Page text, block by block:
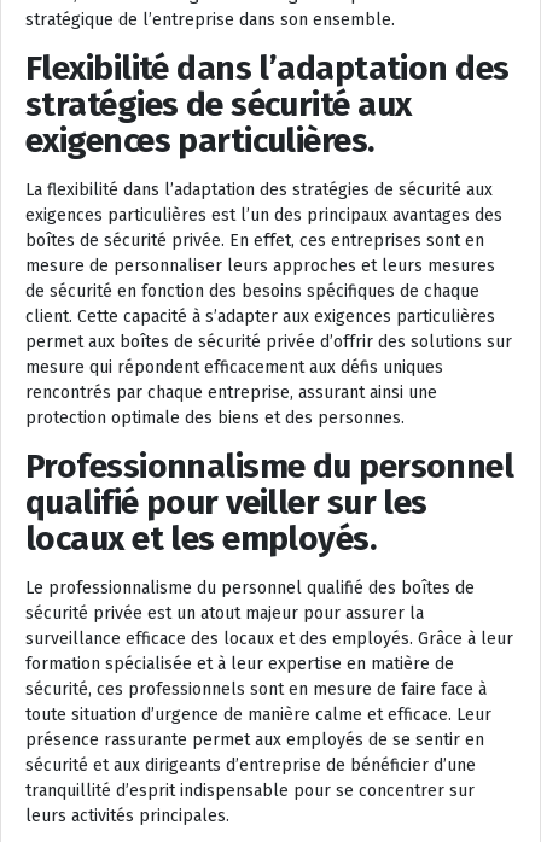
stratégique de l’entreprise dans son ensemble.
Flexibilité dans l’adaptation des
stratégies de sécurité aux
exigences particulières.
La flexibilité dans l’adaptation des stratégies de sécurité aux
exigences particulières est l’un des principaux avantages des
boîtes de sécurité privée. En effet, ces entreprises sont en
mesure de personnaliser leurs approches et leurs mesures
de sécurité en fonction des besoins spécifiques de chaque
client. Cette capacité à s’adapter aux exigences particulières
permet aux boîtes de sécurité privée d’offrir des solutions sur
mesure qui répondent efficacement aux défis uniques
rencontrés par chaque entreprise, assurant ainsi une
protection optimale des biens et des personnes.
Professionnalisme du personnel
qualifié pour veiller sur les
locaux et les employés.
Le professionnalisme du personnel qualifié des boîtes de
sécurité privée est un atout majeur pour assurer la
surveillance efficace des locaux et des employés. Grâce à leur
formation spécialisée et à leur expertise en matière de
sécurité, ces professionnels sont en mesure de faire face à
toute situation d’urgence de manière calme et efficace. Leur
présence rassurante permet aux employés de se sentir en
sécurité et aux dirigeants d’entreprise de bénéficier d’une
tranquillité d’esprit indispensable pour se concentrer sur
leurs activités principales.